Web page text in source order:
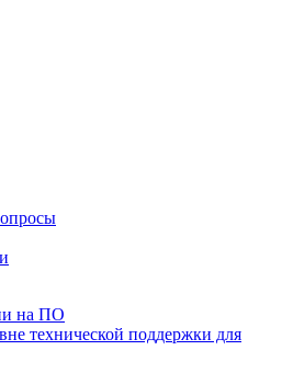
на ПО
технической поддержки для